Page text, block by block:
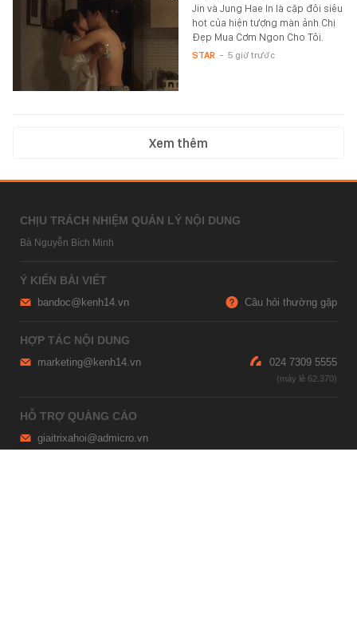
Jin và Jung Hae In là cặp đôi siêu
hot của hiện tượng màn ảnh Chị
Đẹp Mua Cơm Ngon Cho Tôi.
STAR - 5 giờ trước
Xem thêm
CHỊU TRÁCH NHIỆM QUẢN LÝ NỘI DUNG
Bà Nguyễn Bích Minh
Ý KIẾN BÀI VIẾT
bandoc@kenh14.vn Câu hỏi thường gặp
HỢP TÁC NỘI DUNG
marketing@kenh14.vn 024 7309 5555
HỖ TRỢ QUẢNG CÁO
giaitrixahoi@admicro.vn